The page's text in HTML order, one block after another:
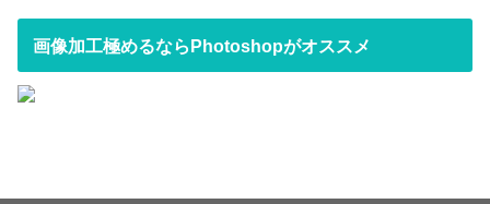
画像加工極めるならPhotoshopがオススメ